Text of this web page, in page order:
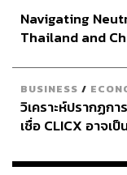
Navigating
Thailand and
BUSINESS /
วิเคราะห์ปรากฏก
เชื่อ CLICX อาจเ
เรือนไทยที่ถูกซุกไว้